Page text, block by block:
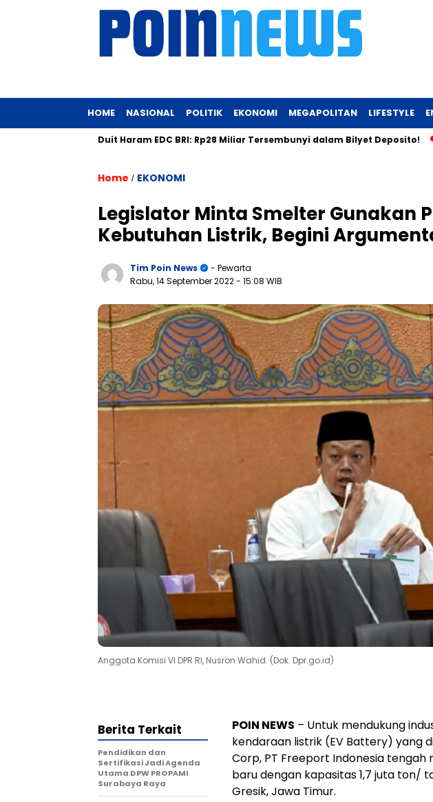
HOME NASIONAL POLITIK EKONOMI MEGAPOLITAN LIFESTYLE
Duit Haram EDC BRI: Rp28 Miliar Tersembunyi dalam Bilyet Deposito!
Home / EKONOMI
Legislator Minta Smelter Gunakan
Kebutuhan Listrik, Begini
Tim Poin News
- Pewarta
Rabu, 14 September 2022- 15:08 WIB
Anggota Komisi VI DPR RI, Nusron Wahid. (Dok. Dpr.go.id)
POIN NEWS – Untuk mendukung
kendaraan listrik (EV Battery) yang
Corp, PT Freeport Indonesia
baru dengan kapasitas 1,7 juta ton/
Gresik, Jawa Timur.
Berita Terkait
Pendidikan dan
Sertifikasi Jadi Agenda
Utama DPW PROPAMI
Surabaya Raya